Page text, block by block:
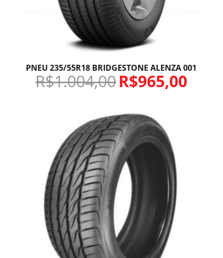
PNEU 235/55R18 BRIDGESTONE ALENZA 001
R$1.004,00R$965,00